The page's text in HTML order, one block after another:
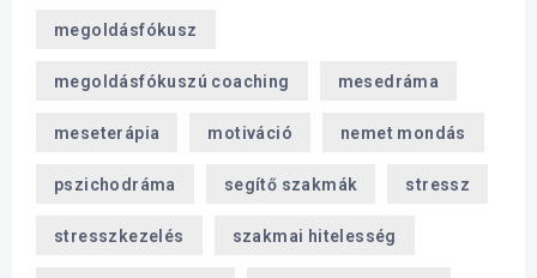
megoldásfókusz
megoldásfókuszú coaching mesedráma
meseterápia motiváció nemet mondás
pszichodráma segítő szakmák stressz
stresszkezelés szakmai hitelesség